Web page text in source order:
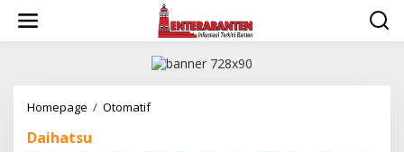
content
Homepage / OtomatifDaihatsu
Daihatsu